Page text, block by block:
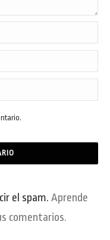
el spam. Aprende
comentarios.